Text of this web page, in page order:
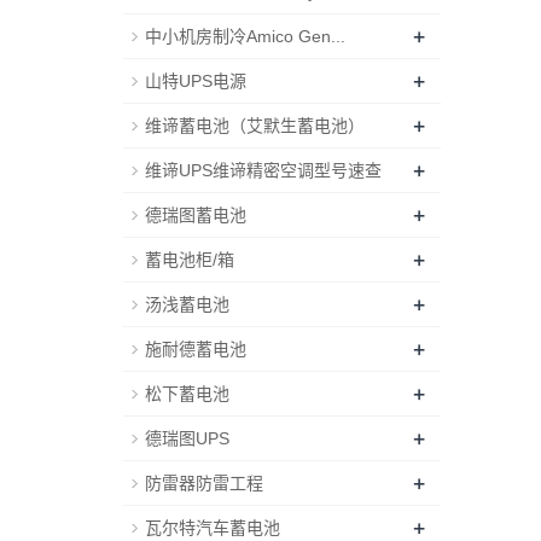
中小机房制冷Amico Gen... +
山特UPS电源 +
维谛蓄电池（艾默生蓄电池） +
维谛UPS维谛精密空调型号速查 +
德瑞图蓄电池 +
蓄电池柜/箱 +
汤浅蓄电池 +
施耐德蓄电池 +
松下蓄电池 +
德瑞图UPS +
防雷器防雷工程 +
瓦尔特汽车蓄电池 +